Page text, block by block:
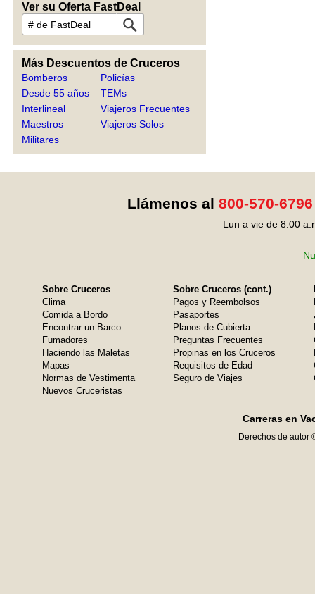
Ver su Oferta FastDeal
Más Descuentos de Cruceros
Bomberos
Desde 55 años
Interlineal
Maestros
Militares
Policías
TEMs
Viajeros Frecuentes
Viajeros Solos
Llámenos al 800-570-6796
Lun a vie de 8:00
Sobre Cruceros
Clima
Comida a Bordo
Encontrar un Barco
Fumadores
Haciendo las Maletas
Mapas
Normas de Vestimenta
Nuevos Cruceristas
Sobre Cruceros (cont.)
Pagos y Reembolsos
Pasaportes
Planos de Cubierta
Preguntas Frecuentes
Propinas en los Cruceros
Requisitos de Edad
Seguro de Viajes
Carreras en
Derechos de autor